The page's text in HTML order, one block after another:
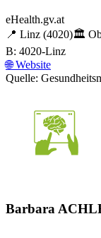
eHealth.gv.at
📍 Linz (4020)🏛️
B: 4020-Linz
🌐Website
Quelle:
Barbara